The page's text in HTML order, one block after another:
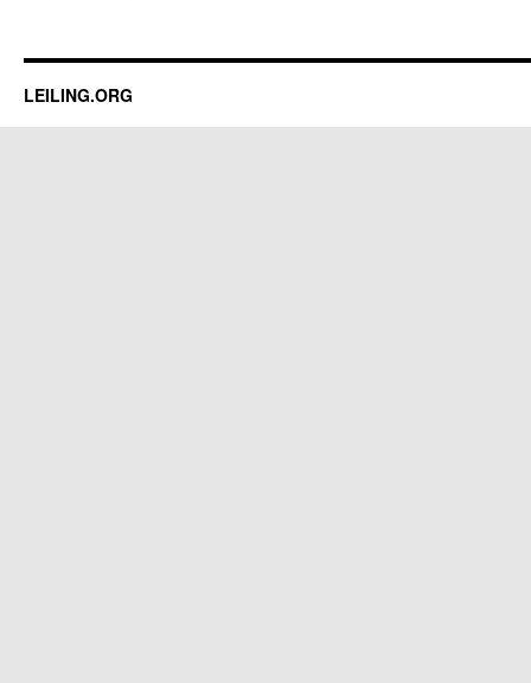
LEILING.ORG